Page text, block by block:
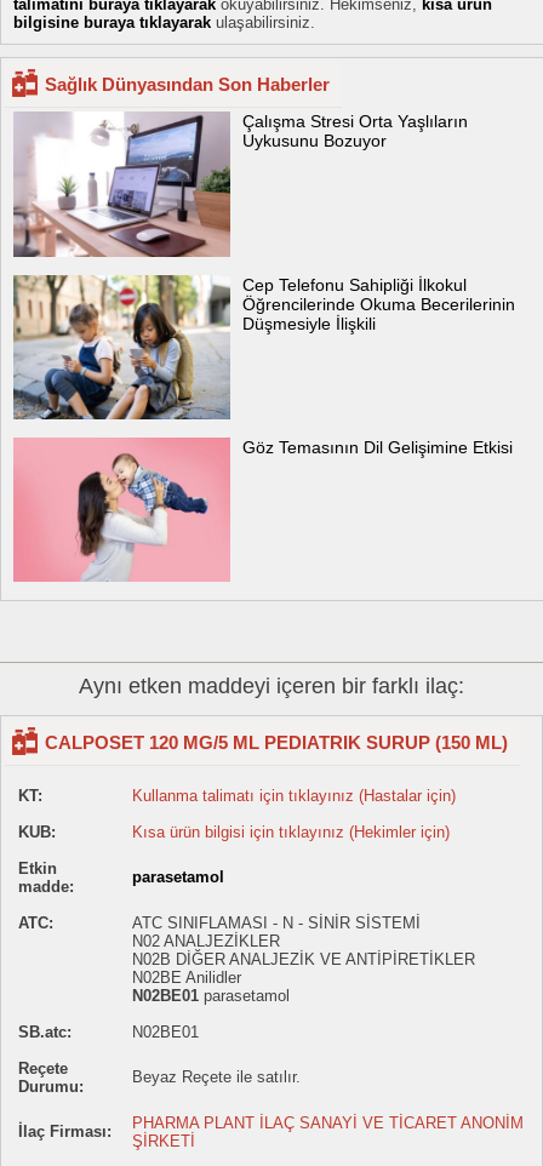
talimatını buraya tıklayarak okuyabilirsiniz. Hekimseniz, kısa ürün
bilgisine buraya tıklayarak ulaşabilirsiniz.
Sağlık Dünyasından Son Haberler
Çalışma Stresi Orta Yaşlıların
Uykusunu Bozuyor
Cep Telefonu Sahipliği İlkokul
Öğrencilerinde Okuma Becerilerinin
Düşmesiyle İlişkili
Göz Temasının Dil Gelişimine Etkisi
Aynı etken maddeyi içeren bir farklı ilaç:
CALPOSET 120 MG/5 ML PEDIATRIK SURUP (150 ML)
KT:
Kullanma talimatı için tıklayınız (Hastalar için)
KUB:
Kısa ürün bilgisi için tıklayınız (Hekimler için)
Etkin
madde:
parasetamol
ATC:
ATC SINIFLAMASI - N - SİNİR SİSTEMİ
N02 ANALJEZİKLER
N02B DİĞER ANALJEZİK VE ANTİPİRETİKLER
N02BE Anilidler
N02BE01 parasetamol
SB.atc:
N02BE01
Reçete
Durumu:
Beyaz Reçete ile satılır.
İlaç Firması:
PHARMA PLANT İLAÇ SANAYİ VE TİCARET ANONİM
ŞİRKETİ